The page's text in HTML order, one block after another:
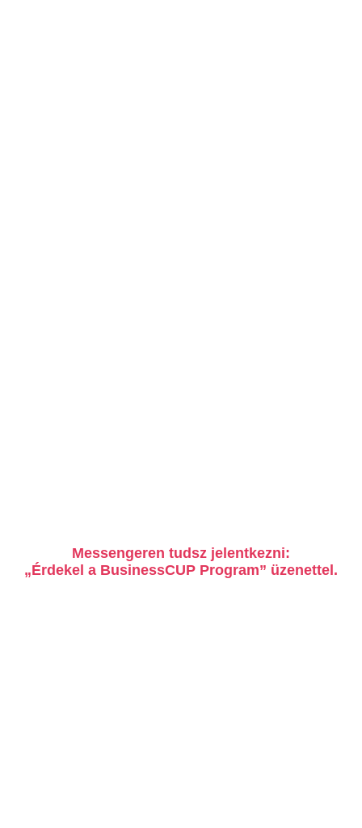
Messengeren tudsz jelentkezni:
„Érdekel a BusinessCUP Program” üzenettel.